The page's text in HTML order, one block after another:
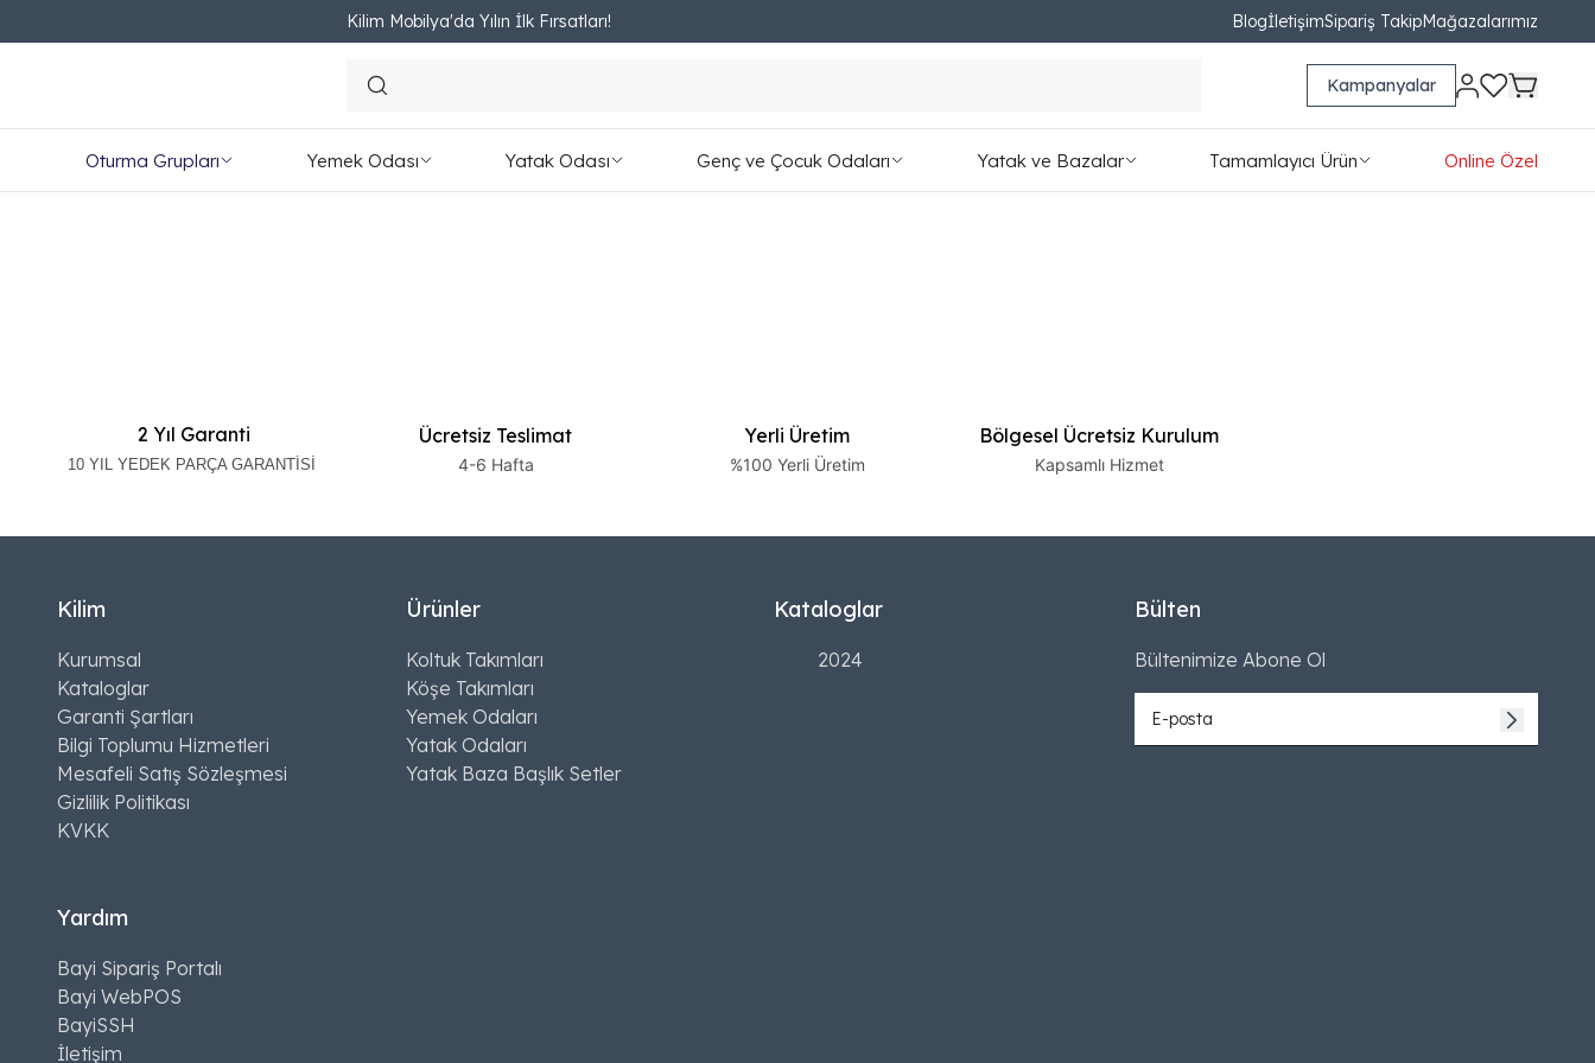
Kilim Mobilya'da Yılın İlk Fırsatları! BlogİletişimSipariş TakipMağazalarımız
Kampanyalar
Oturma Grupları Yemek Odası Yatak Odası Genç ve Çocuk Odaları Yatak ve Bazalar Tamamlayıcı Ürün Online Özel
2 Yıl Garanti
10 YIL YEDEK PARÇA GARANTİSİ
Ücretsiz Teslimat
4-6 Hafta
Yerli Üretim
%100 Yerli Üretim
Bölgesel Ücretsiz Kurulum
Kapsamlı Hizmet
Kilim
Kurumsal
Kataloglar
Garanti Şartları
Bilgi Toplumu Hizmetleri
Mesafeli Satış Sözleşmesi
Gizlilik Politikası
KVKK
Ürünler
Koltuk Takımları
Köşe Takımları
Yemek Odaları
Yatak Odaları
Yatak Baza Başlık Setler
Yardım
Bayi Sipariş Portalı
Bayi WebPOS
BayiSSH
İletişim
Kataloglar
2024
Bülten
Bültenimize Abone Ol